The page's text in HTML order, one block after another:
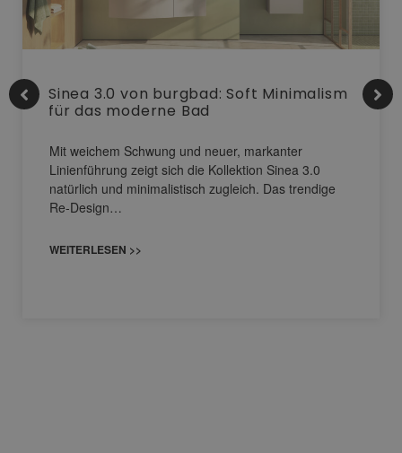
Sinea 3.0 von burgbad: Soft Minimalism
für das moderne Bad
Mit weichem Schwung und neuer, markanter
Linienführung zeigt sich die Kollektion Sinea 3.0
natürlich und minimalistisch zugleich. Das trendige
Re-Design…
WEITERLESEN >>